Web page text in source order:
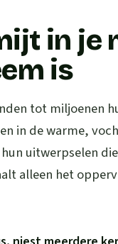
in je
is
tot miljoenen
in de warme,
uitwerpselen
alleen het